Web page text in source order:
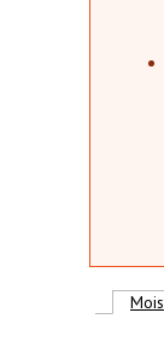
Mois